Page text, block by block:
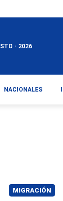
MIGRACIÓN
- 2026
NACIONALES